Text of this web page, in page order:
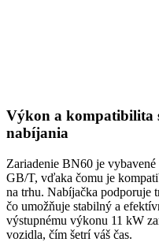
Výkon a kompatibilita
nabíjania
Zariadenie BN60 je
GB/T, vďaka čomu je
na trhu. Nabíjačka podporuje
čo umožňuje stabilný a
výstupnému výkonu 11 kW
vozidla, čím šetrí váš čas.